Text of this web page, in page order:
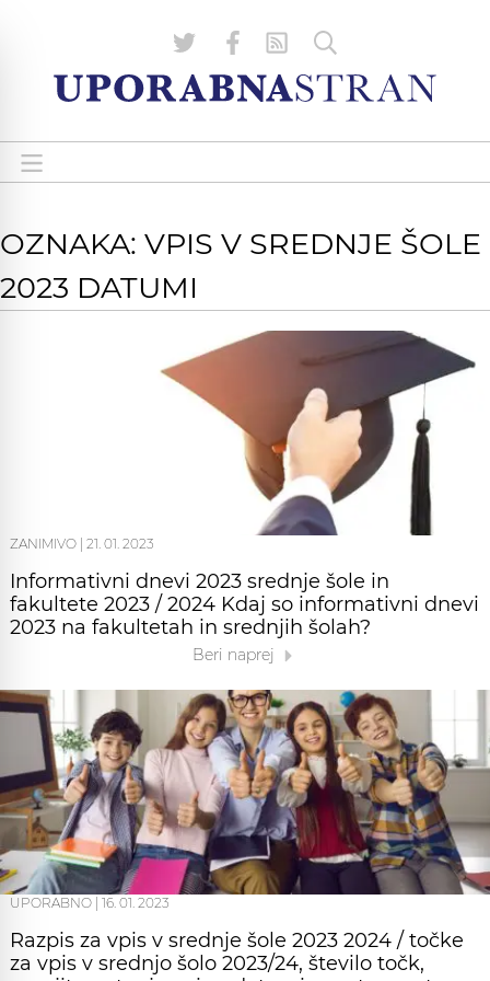
OZNAKA: VPIS V SREDNJE ŠOLE
2023 DATUMI
ZANIMIVO 21. 01. 2023
Informativni dnevi 2023 srednje šole in
fakultete 2023 / 2024 Kdaj so informativni dnevi
2023 na fakultetah in srednjih šolah?
Beri naprej
UPORABNO 16. 01. 2023
Razpis za vpis v srednje šole 2023 2024 / točke
za vpis v srednjo šolo 2023/24, število točk,